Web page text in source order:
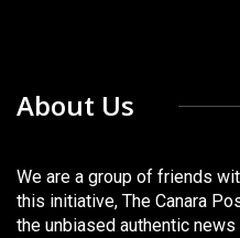
About Us
We are a group of friends
this initiative, The Canara
the unbiased authentic